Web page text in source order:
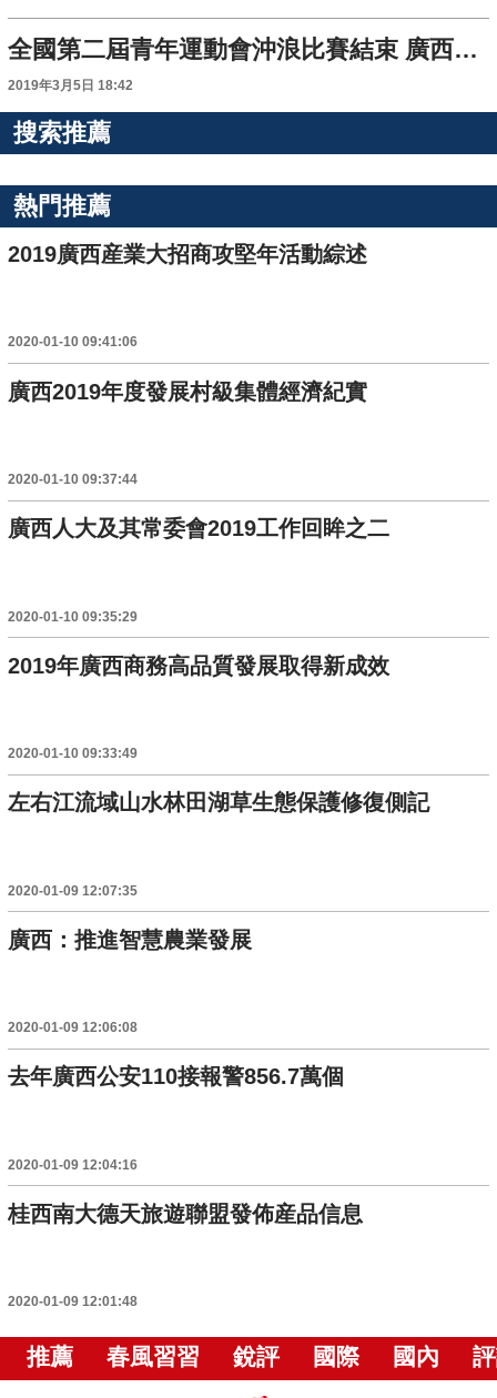
全國第二屆青年運動會沖浪比賽結束 廣西獲3金
2019年3月5日 18:42
搜索推薦
熱門推薦
2019廣西産業大招商攻堅年活動綜述
2020-01-10 09:41:06
廣西2019年度發展村級集體經濟紀實
2020-01-10 09:37:44
廣西人大及其常委會2019工作回眸之二
2020-01-10 09:35:29
2019年廣西商務高品質發展取得新成效
2020-01-10 09:33:49
左右江流域山水林田湖草生態保護修復側記
2020-01-09 12:07:35
廣西：推進智慧農業發展
2020-01-09 12:06:08
去年廣西公安110接報警856.7萬個
2020-01-09 12:04:16
桂西南大德天旅遊聯盟發佈産品信息
2020-01-09 12:01:48
推薦 春風習習 銳評 國際 國內